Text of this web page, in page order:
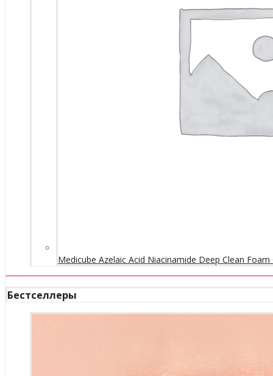
Medicube Azelaic Acid Niacinamide Deep Clean Foam
Бестселлеры